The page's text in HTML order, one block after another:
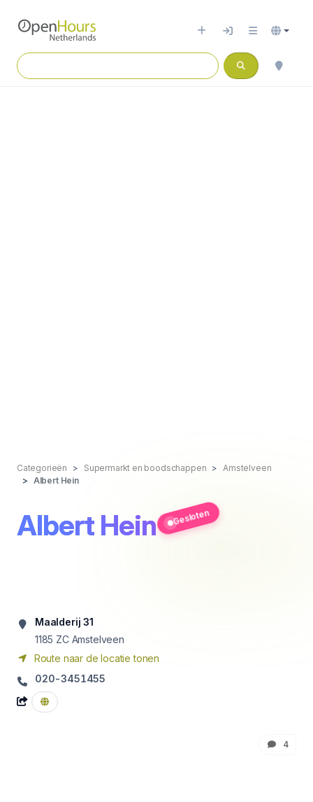
Categorieën Supermarkt en boodschappen
Amstelveen
Albert Hein
Albert Hein Gesloten
Maalderij 31
1185 ZC Amstelveen
Route naar de locatie tonen
020-3451455
4